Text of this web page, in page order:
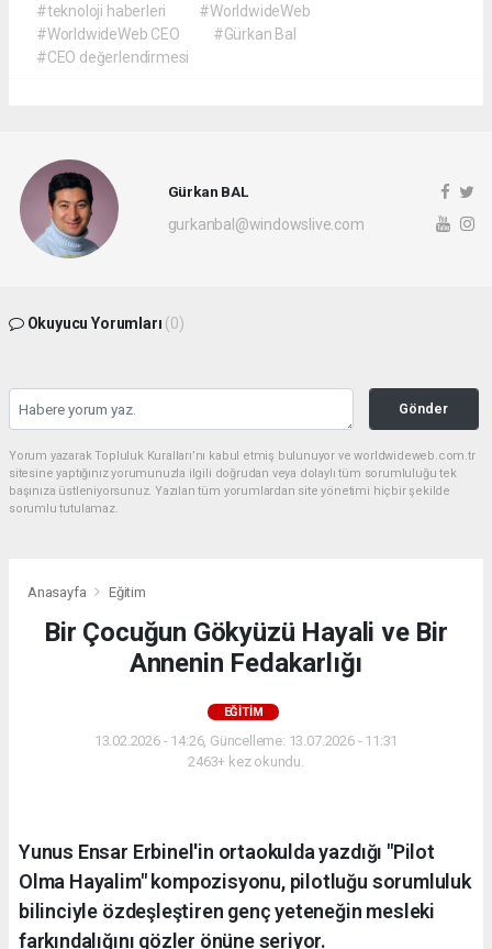
#teknoloji haberleri
#WorldwideWeb
#WorldwideWeb CEO
#Gürkan Bal
#CEO değerlendirmesi
Gürkan BAL
gurkanbal@windowslive.com
Okuyucu Yorumları (0)
Gönder
Yorum yazarak Topluluk Kuralları’nı kabul etmiş bulunuyor ve worldwideweb.com.tr
sitesine yaptığınız yorumunuzla ilgili doğrudan veya dolaylı tüm sorumluluğu tek
başınıza üstleniyorsunuz. Yazılan tüm yorumlardan site yönetimi hiçbir şekilde
sorumlu tutulamaz.
Anasayfa Eğitim
Bir Çocuğun Gökyüzü Hayali ve Bir
Annenin Fedakarlığı
EĞITIM
13.02.2026 - 14:26, Güncelleme: 13.07.2026 - 11:31
2463+ kez okundu.
Yunus Ensar Erbinel'in ortaokulda yazdığı "Pilot
Olma Hayalim" kompozisyonu, pilotluğu sorumluluk
bilinciyle özdeşleştiren genç yeteneğin mesleki
farkındalığını gözler önüne seriyor.